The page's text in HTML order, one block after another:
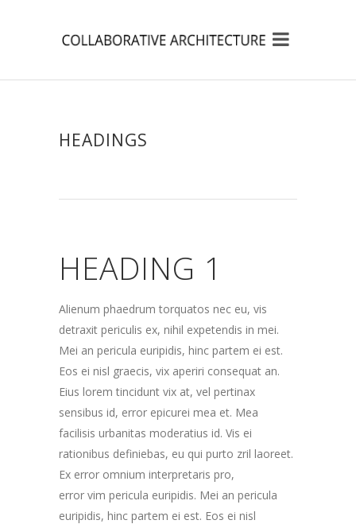
HEADINGS
HEADING 1
Alienum phaedrum torquatos nec eu, vis
detraxit periculis ex, nihil expetendis in mei.
Mei an pericula euripidis, hinc partem ei est.
Eos ei nisl graecis, vix aperiri consequat an.
Eius lorem tincidunt vix at, vel pertinax
sensibus id, error epicurei mea et. Mea
facilisis urbanitas moderatius id. Vis ei
rationibus definiebas, eu qui purto zril laoreet.
Ex error omnium interpretaris pro,
error vim pericula euripidis. Mei an pericula
euripidis, hinc partem ei est. Eos ei nisl